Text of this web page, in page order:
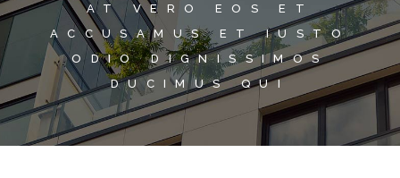
AT VERO EOS ET
ACCUSAMUS ET IUSTO
ODIO DIGNISSIMOS
DUCIMUS QUI